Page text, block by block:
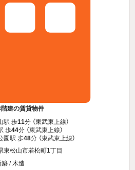
建の賃貸物件
駅 歩11分 （東武東上線）
歩44分 （東武東上線）
園駅 歩48分 （東武東上線）
東松山市若松町1丁目
/ 木造